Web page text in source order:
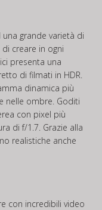
grande varietà di
creare in ogni
presenta una
di filmati in HDR.
dinamica più
nelle ombre. Goditi
con pixel più
di f/1.7. Grazie alla
realistiche anche
con incredibili video